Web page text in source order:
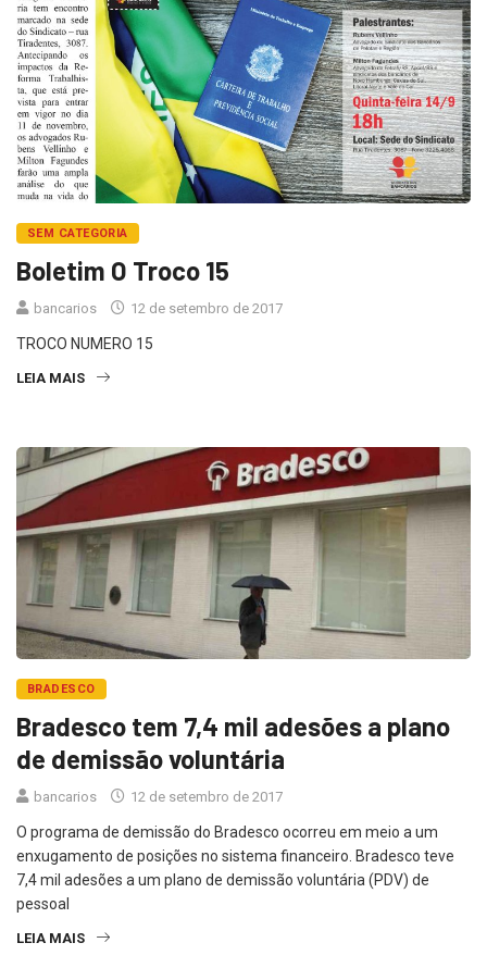
SEM CATEGORIA
Boletim O Troco 15
bancarios 12 de setembro de 2017
TROCO NUMERO 15
LEIA MAIS
BRADESCO
Bradesco tem 7,4 mil adesões a plano
de demissão voluntária
bancarios 12 de setembro de 2017
O programa de demissão do Bradesco ocorreu em meio a um
enxugamento de posições no sistema financeiro. Bradesco teve
7,4 mil adesões a um plano de demissão voluntária (PDV) de
pessoal
LEIA MAIS